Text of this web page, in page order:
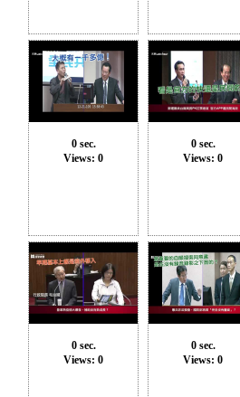
0 sec.
Views: 0
0 sec.
Views: 0
0 sec.
Views: 0
0 sec.
Views: 0